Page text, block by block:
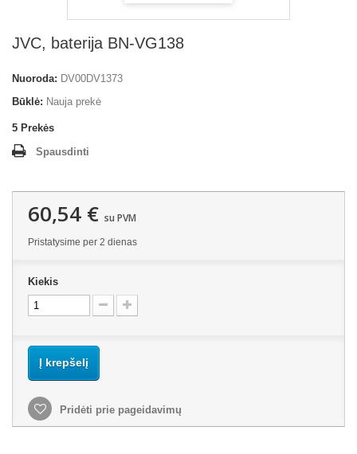
JVC, baterija BN-VG138
Nuoroda: DV00DV1373
Būklė: Nauja prekė
5 Prekės
Spausdinti
60,54 € su PVM
Pristatysime per 2 dienas
Kiekis
Į krepšelį
Pridėti prie pageidavimų